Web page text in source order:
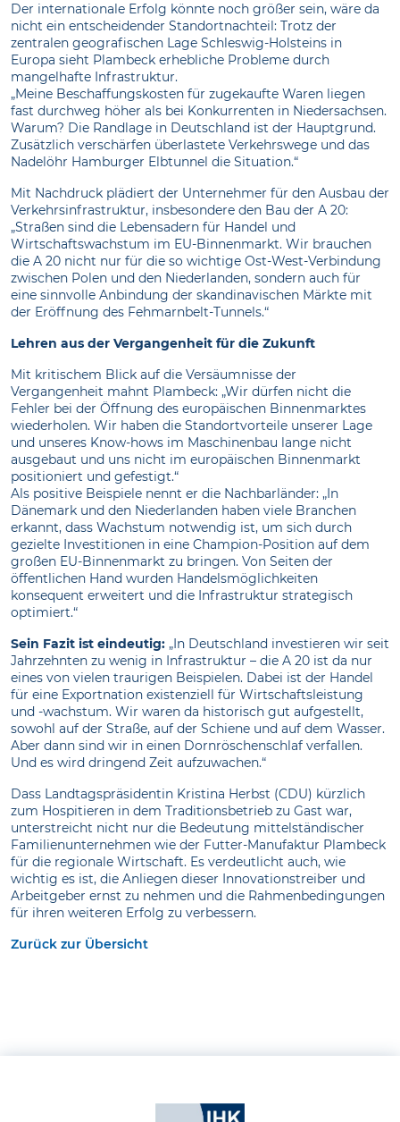
Der internationale Erfolg könnte noch größer sein, wäre da
nicht ein entscheidender Standortnachteil: Trotz der
zentralen geografischen Lage Schleswig-Holsteins in
Europa sieht Plambeck erhebliche Probleme durch
mangelhafte Infrastruktur.
„Meine Beschaffungskosten für zugekaufte Waren liegen
fast durchweg höher als bei Konkurrenten in Niedersachsen.
Warum? Die Randlage in Deutschland ist der Hauptgrund.
Zusätzlich verschärfen überlastete Verkehrswege und das
Nadelöhr Hamburger Elbtunnel die Situation.“
Mit Nachdruck plädiert der Unternehmer für den Ausbau der
Verkehrsinfrastruktur, insbesondere den Bau der A 20:
„Straßen sind die Lebensadern für Handel und
Wirtschaftswachstum im EU-Binnenmarkt. Wir brauchen
die A 20 nicht nur für die so wichtige Ost-West-Verbindung
zwischen Polen und den Niederlanden, sondern auch für
eine sinnvolle Anbindung der skandinavischen Märkte mit
der Eröffnung des Fehmarnbelt-Tunnels.“
Lehren aus der Vergangenheit für die Zukunft
Mit kritischem Blick auf die Versäumnisse der
Vergangenheit mahnt Plambeck: „Wir dürfen nicht die
Fehler bei der Öffnung des europäischen Binnenmarktes
wiederholen. Wir haben die Standortvorteile unserer Lage
und unseres Know-hows im Maschinenbau lange nicht
ausgebaut und uns nicht im europäischen Binnenmarkt
positioniert und gefestigt.“
Als positive Beispiele nennt er die Nachbarländer: „In
Dänemark und den Niederlanden haben viele Branchen
erkannt, dass Wachstum notwendig ist, um sich durch
gezielte Investitionen in eine Champion-Position auf dem
großen EU-Binnenmarkt zu bringen. Von Seiten der
öffentlichen Hand wurden Handelsmöglichkeiten
konsequent erweitert und die Infrastruktur strategisch
optimiert.“
Sein Fazit ist eindeutig: „In Deutschland investieren wir seit
Jahrzehnten zu wenig in Infrastruktur – die A 20 ist da nur
eines von vielen traurigen Beispielen. Dabei ist der Handel
für eine Exportnation existenziell für Wirtschaftsleistung
und -wachstum. Wir waren da historisch gut aufgestellt,
sowohl auf der Straße, auf der Schiene und auf dem Wasser.
Aber dann sind wir in einen Dornröschenschlaf verfallen.
Und es wird dringend Zeit aufzuwachen.“
Dass Landtagspräsidentin Kristina Herbst (CDU) kürzlich
zum Hospitieren in dem Traditionsbetrieb zu Gast war,
unterstreicht nicht nur die Bedeutung mittelständischer
Familienunternehmen wie der Futter-Manufaktur Plambeck
für die regionale Wirtschaft. Es verdeutlicht auch, wie
wichtig es ist, die Anliegen dieser Innovationstreiber und
Arbeitgeber ernst zu nehmen und die Rahmenbedingungen
für ihren weiteren Erfolg zu verbessern.
Zurück zur Übersicht